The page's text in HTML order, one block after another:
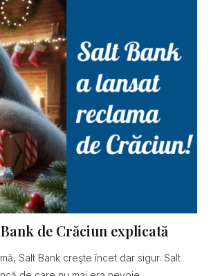
de Crăciun explicată
Salt Bank creşte încet dar sigur. Salt